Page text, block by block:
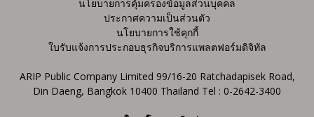
นโยบายการคุ้มครองข้อมูลส่วนบุคคล
ประกาศความเป็นส่วนตัว
นโยบายการใช้คุกกี้
ใบรับแจ้งการประกอบธุรกิจบริการแพลตฟอร์มดิจิทัล
ARIP Public Company Limited 99/16-20 Ratchadapisek Road,
Din Daeng, Bangkok 10400 Thailand Tel : 0-2642-3400